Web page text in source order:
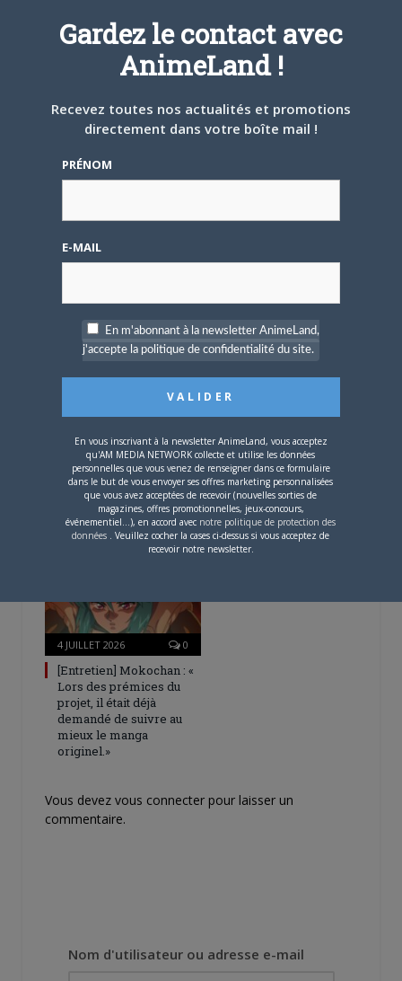
NICOLAS CHAZAN
– Spécial Posters est
4 AOÛT 2026 0
Une nouvelle série TV
Digimon en préparation
pour 2027
4 JUILLET 2026 0
[Entretien] Mokochan : «
Lors des prémices du
projet, il était déjà
demandé de suivre au
mieux le manga
originel.»
Vous devez vous connecter pour laisser un
commentaire.
Nom d'utilisateur ou adresse e-mail
Gardez le contact avec
AnimeLand !
Recevez toutes nos actualités et promotions
directement dans votre boîte mail !
PRÉNOM
E-MAIL
En m'abonnant à la newsletter AnimeLand,
j'accepte la politique de confidentialité du site.
En vous inscrivant à la newsletter AnimeLand, vous acceptez
qu'AM MEDIA NETWORK collecte et utilise les données
personnelles que vous venez de renseigner dans ce formulaire
dans le but de vous envoyer ses offres marketing personnalisées
que vous avez acceptées de recevoir (nouvelles sorties de
magazines, offres promotionnelles, jeux-concours,
événementiel...), en accord avec notre politique de protection des
données . Veuillez cocher la cases ci-dessus si vous acceptez de
recevoir notre newsletter.